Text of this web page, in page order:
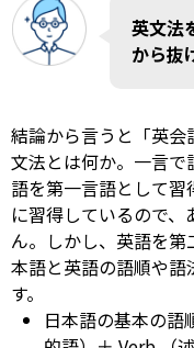
英文法
から抜
結論から言うと「英
文法とは何か。一言
語を第一言語として
に習得しているので
ん。しかし、英語を
本語と英語の語順や
す。
日本語の基本の語